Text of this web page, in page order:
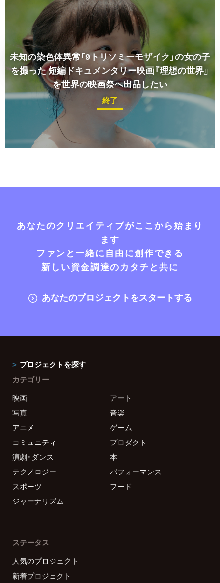
未知の染色体異常「9トリソミーモザイク」の女の子
を撮った短編ドキュメンタリー映画『理想の世界』
を世界の映画祭へ出品したい
終了
あなたのクリエイティブがここから始まり
ます
ファンと一緒に自由に創作できる
新しい資金調達のカタチと共に
あなたのプロジェクトをスタートする
プロジェクトを探す
カテゴリー
映画
アート
写真
音楽
アニメ
ゲーム
コミュニティ
プロダクト
演劇・ダンス
本
テクノロジー
パフォーマンス
スポーツ
フード
ジャーナリズム
ステータス
人気のプロジェクト
新着プロジェクト